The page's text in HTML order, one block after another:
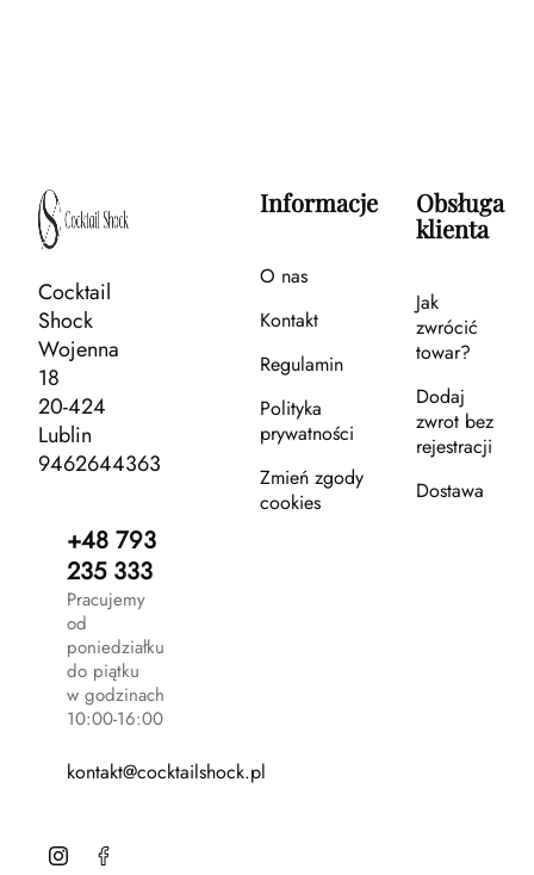
Cocktail
Shock
Wojenna
18
20-424
Lublin
9462644363
+48 793
235 333
Pracujemy
od
poniedziałku
do piątku
w godzinach
10:00-16:00
kontakt@cocktailshock.pl
Informacje
O nas
Kontakt
Regulamin
Polityka
prywatności
Zmień zgody
cookies
Obsługa
klienta
Jak
zwrócić
towar?
Dodaj
zwrot bez
rejestracji
Dostawa